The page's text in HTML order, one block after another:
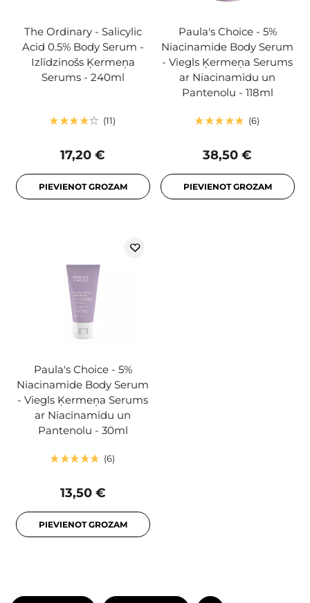
The Ordinary - Salicylic
Acid 0.5% Body Serum -
Izlīdzinošs Ķermeņa
Serums - 240ml
11
17,20 €
PIEVIENOT GROZAM
Paula's Choice - 5%
Niacinamide Body Serum
- Viegls Ķermeņa Serums
ar Niacinamīdu un
Pantenolu - 118ml
6
38,50 €
PIEVIENOT GROZAM
Paula's Choice - 5%
Niacinamide Body Serum
- Viegls Ķermeņa Serums
ar Niacīnamīdu un
Pantenolu - 30ml
6
13,50 €
PIEVIENOT GROZAM